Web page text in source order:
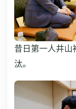
昔日第一人井山
汰。